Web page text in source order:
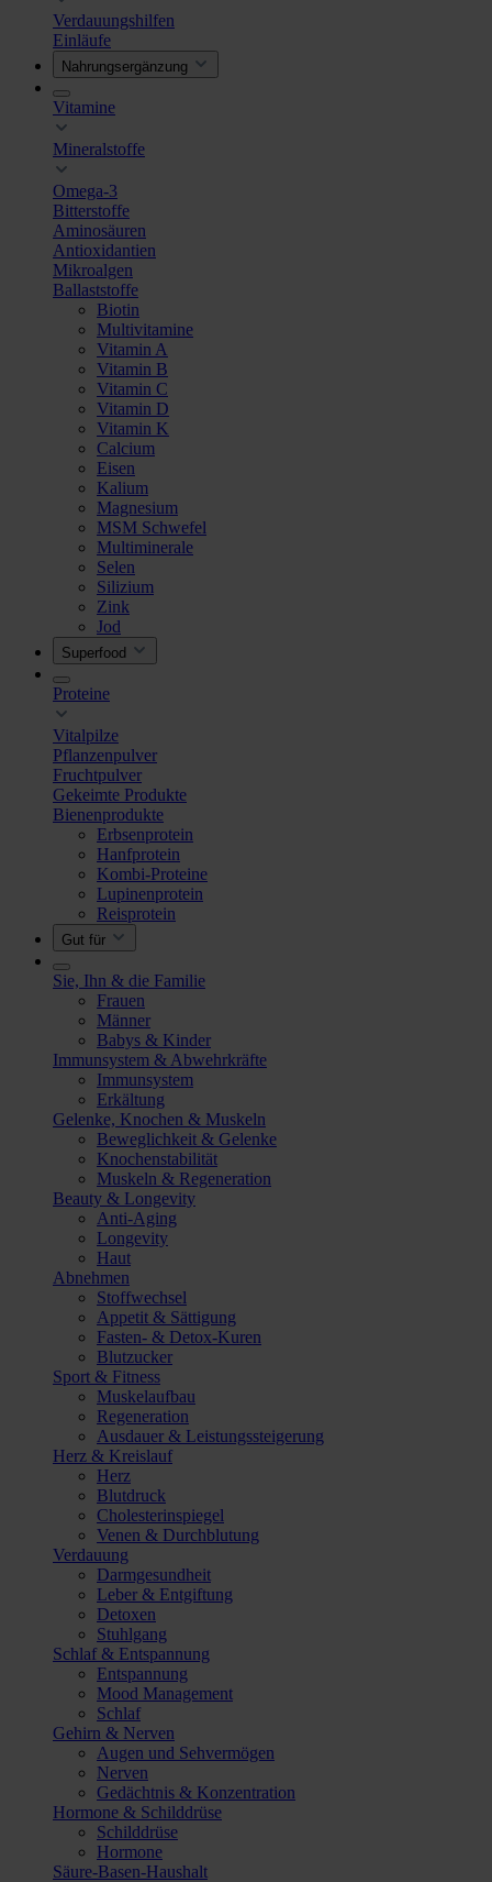
Verdauungshilfen
Einläufe
Nahrungsergänzung
Vitamine
Mineralstoffe
Omega-3
Bitterstoffe
Aminosäuren
Antioxidantien
Mikroalgen
Ballaststoffe
Biotin
Multivitamine
Vitamin A
Vitamin B
Vitamin C
Vitamin D
Vitamin K
Calcium
Eisen
Kalium
Magnesium
MSM Schwefel
Multiminerale
Selen
Silizium
Zink
Jod
Superfood
Proteine
Vitalpilze
Pflanzenpulver
Fruchtpulver
Gekeimte Produkte
Bienenprodukte
Erbsenprotein
Hanfprotein
Kombi-Proteine
Lupinenprotein
Reisprotein
Gut für
Sie, Ihn & die Familie
Frauen
Männer
Babys & Kinder
Immunsystem & Abwehrkräfte
Immunsystem
Erkältung
Gelenke, Knochen & Muskeln
Beweglichkeit & Gelenke
Knochenstabilität
Muskeln & Regeneration
Beauty & Longevity
Anti-Aging
Longevity
Haut
Abnehmen
Stoffwechsel
Appetit & Sättigung
Fasten- & Detox-Kuren
Blutzucker
Sport & Fitness
Muskelaufbau
Regeneration
Ausdauer & Leistungssteigerung
Herz & Kreislauf
Herz
Blutdruck
Cholesterinspiegel
Venen & Durchblutung
Verdauung
Darmgesundheit
Leber & Entgiftung
Detoxen
Stuhlgang
Schlaf & Entspannung
Entspannung
Mood Management
Schlaf
Gehirn & Nerven
Augen und Sehvermögen
Nerven
Gedächtnis & Konzentration
Hormone & Schilddrüse
Schilddrüse
Hormone
Säure-Basen-Haushalt